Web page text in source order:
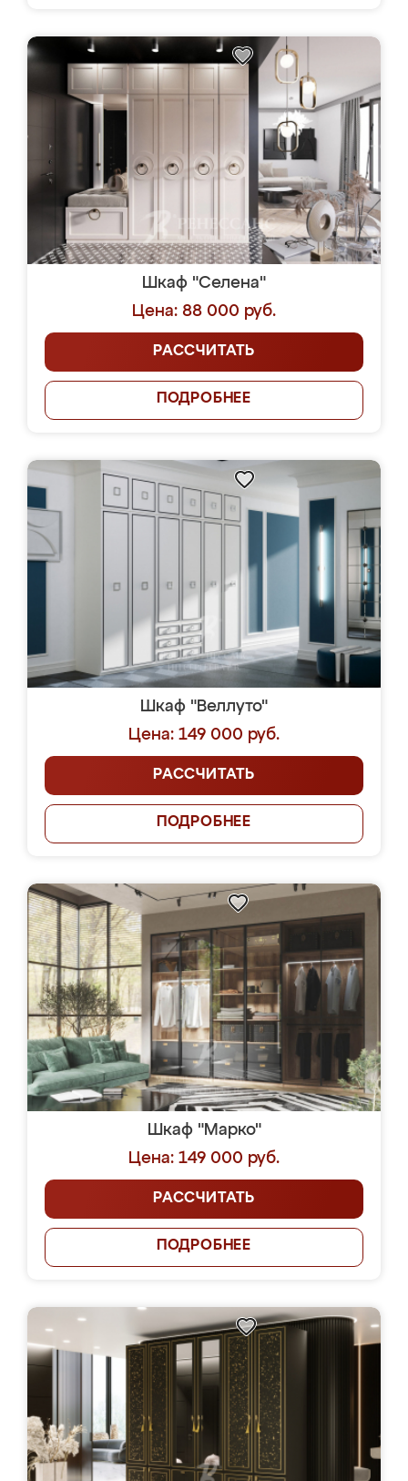
Шкаф "Селена"
Цена: 88 000 руб.
РАССЧИТАТЬ
ПОДРОБНЕЕ
Шкаф "Веллуто"
Цена: 149 000 руб.
РАССЧИТАТЬ
ПОДРОБНЕЕ
Шкаф "Марко"
Цена: 149 000 руб.
РАССЧИТАТЬ
ПОДРОБНЕЕ